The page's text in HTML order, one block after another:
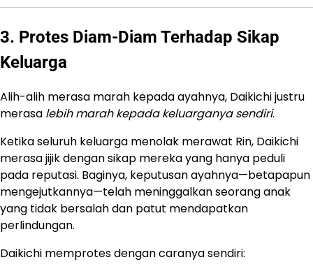
3. Protes Diam-Diam Terhadap Sikap
Keluarga
Alih-alih merasa marah kepada ayahnya, Daikichi justru
merasa lebih marah kepada keluarganya sendiri.
Ketika seluruh keluarga menolak merawat Rin, Daikichi
merasa jijik dengan sikap mereka yang hanya peduli
pada reputasi. Baginya, keputusan ayahnya—betapapun
mengejutkannya—telah meninggalkan seorang anak
yang tidak bersalah dan patut mendapatkan
perlindungan.
Daikichi memprotes dengan caranya sendiri: